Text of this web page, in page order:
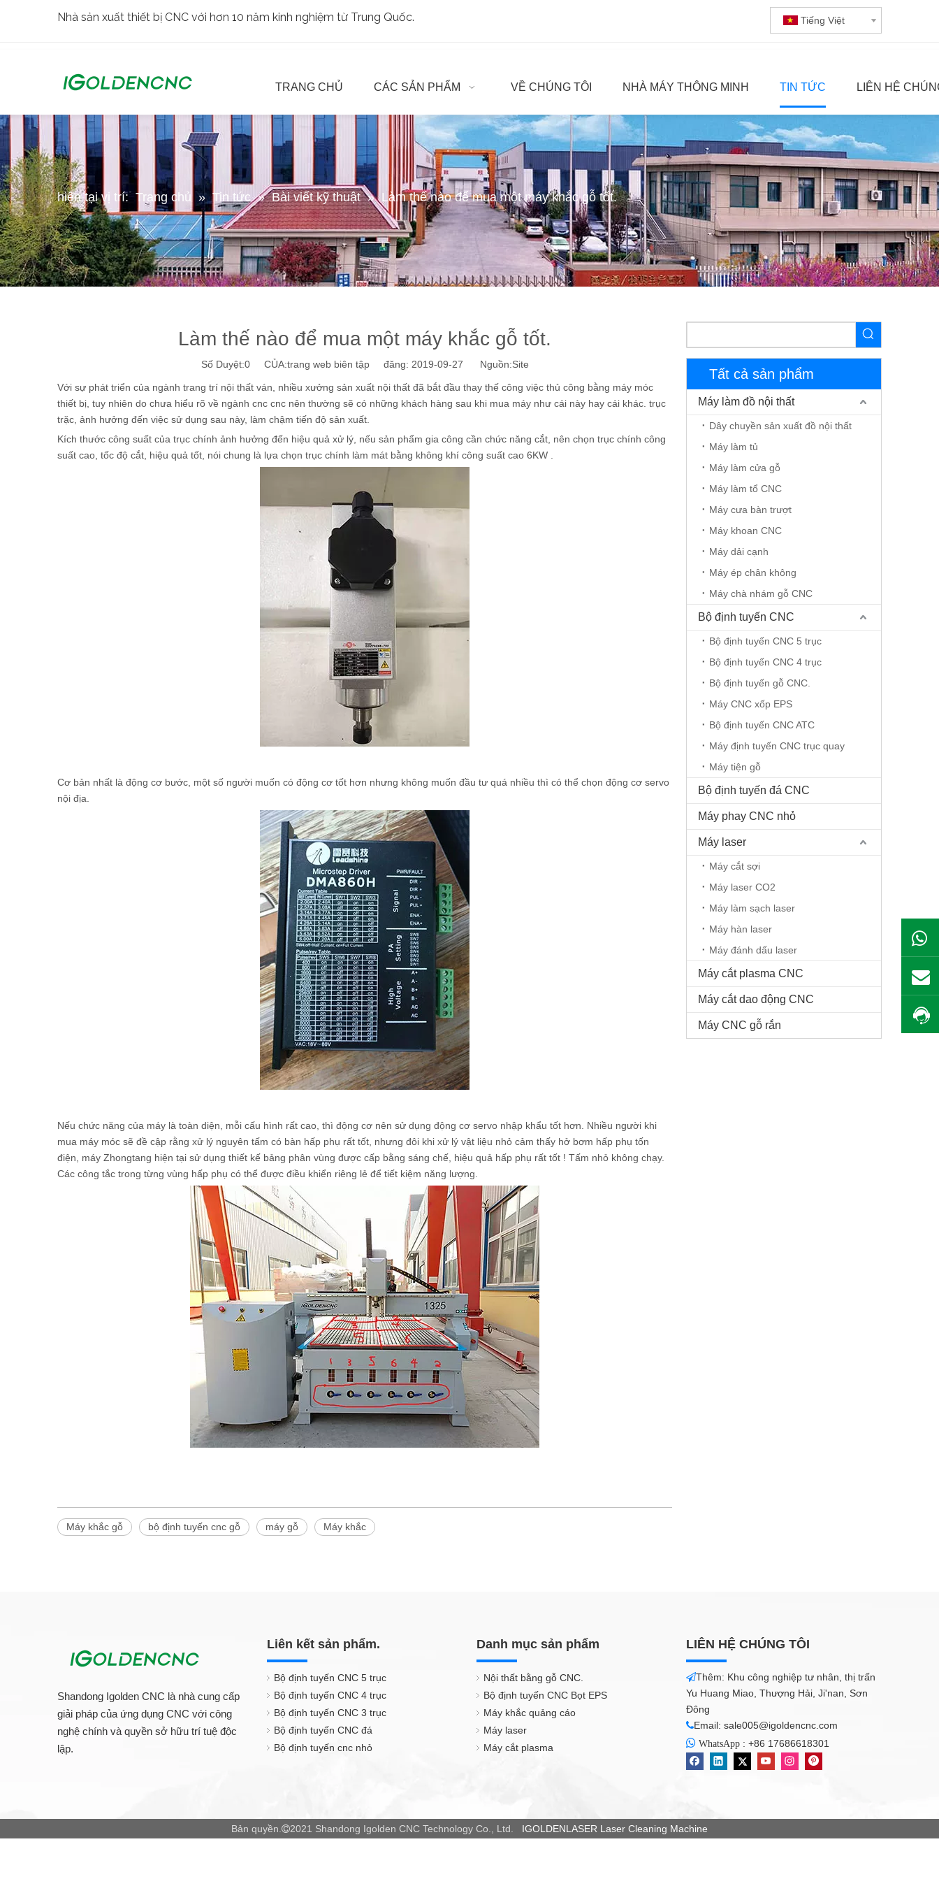
Nhà sản xuất thiết bị CNC với hơn 10 năm kinh nghiệm từ Trung Quốc. Tiếng Việt
TRANG CHỦ CÁC SẢN PHẨM VỀ CHÚNG TÔI NHÀ MÁY THÔNG MINH TIN TỨC LIÊN HỆ
hiện tại vị trí: Trang chủ » Tin tức » Bài viết kỹ thuật » Làm thế nào để mua một máy khắc gỗ tốt.
Làm thế nào để mua một máy khắc gỗ tốt.
Số Duyệt:0CỦA:trang web biên tập đăng: 2019-09-27 Nguồn:Site
Với sự phát triển của ngành trang trí nội thất ván, nhiều xưởng sản xuất nội thất đã bắt đầu thay thế công việc thủ công bằng máy móc
thiết bị, tuy nhiên do chưa hiểu rõ về ngành cnc cnc nên thường sẽ có những khách hàng sau khi mua máy như cái này hay cái khác. trục
trặc, ảnh hưởng đến việc sử dụng sau này, làm chậm tiến độ sản xuất.
Kích thước công suất của trục chính ảnh hưởng đến hiệu quả xử lý, nếu sản phẩm gia công cần chức năng cắt, nên chọn trục chính công
suất cao, tốc độ cắt, hiệu quả tốt, nói chung là lựa chọn trục chính làm mát bằng không khí công suất cao 6KW .
Cơ bản nhất là động cơ bước, một số người muốn có động cơ tốt hơn nhưng không muốn đầu tư quá nhiều thì có thể chọn động cơ servo
nội địa.
Nếu chức năng của máy là toàn diện, mỗi cấu hình rất cao, thì động cơ nên sử dụng động cơ servo nhập khẩu tốt hơn. Nhiều người khi
mua máy móc sẽ đề cập rằng xử lý nguyên tấm có bàn hấp phụ rất tốt, nhưng đôi khi xử lý vật liệu nhỏ cảm thấy hở bơm hấp phụ tốn
điện, máy Zhongtang hiện tại sử dụng thiết kế bảng phân vùng được cấp bằng sáng chế, hiệu quả hấp phụ rất tốt ! Tấm nhỏ không chạy.
Các công tắc trong từng vùng hấp phụ có thể được điều khiển riêng lẻ để tiết kiệm năng lượng.
Máy khắc gỗ bộ định tuyến cnc gỗ máy gỗ Máy khắc
Tất cả sản phẩm
Máy làm đồ nội thất
Dây chuyền sản xuất đồ nội thất
Máy làm tủ
Máy làm cửa gỗ
Máy làm tổ CNC
Máy cưa bàn trượt
Máy khoan CNC
Máy dải cạnh
Máy ép chân không
Máy chà nhám gỗ CNC
Bộ định tuyến CNC
Bộ định tuyến CNC 5 trục
Bộ định tuyến CNC 4 trục
Bộ định tuyến gỗ CNC.
Máy CNC xốp EPS
Bộ định tuyến CNC ATC
Máy định tuyến CNC trục quay
Máy tiện gỗ
Bộ định tuyến đá CNC
Máy phay CNC nhỏ
Máy laser
Máy cắt sợi
Máy laser CO2
Máy làm sạch laser
Máy hàn laser
Máy đánh dấu laser
Máy cắt plasma CNC
Máy cắt dao động CNC
Máy CNC gỗ rắn
Shandong Igolden CNC là nhà cung cấp
giải pháp của ứng dụng CNC với công
nghệ chính và quyền sở hữu trí tuệ độc
lập.
Liên kết sản phẩm.
Bộ định tuyến CNC 5 trục
Bộ định tuyến CNC 4 trục
Bộ định tuyến CNC 3 trục
Bộ định tuyến CNC đá
Bộ định tuyến cnc nhỏ
Danh mục sản phẩm
Nội thất bằng gỗ CNC.
Bộ định tuyến CNC Bọt EPS
Máy khắc quảng cáo
Máy laser
Máy cắt plasma
LIÊN HỆ CHÚNG TÔI
Thêm: Khu công nghiệp tư nhân, thị trấn
Yu Huang Miao, Thượng Hải, Ji'nan, Sơn
Đông
Email: sale005@igoldencnc.com
 WhatsApp : +86 17686618301
Bản quyền. 2021 Shandong Igolden CNC Technology Co., Ltd. IGOLDENLASER Laser Cleaning Machine